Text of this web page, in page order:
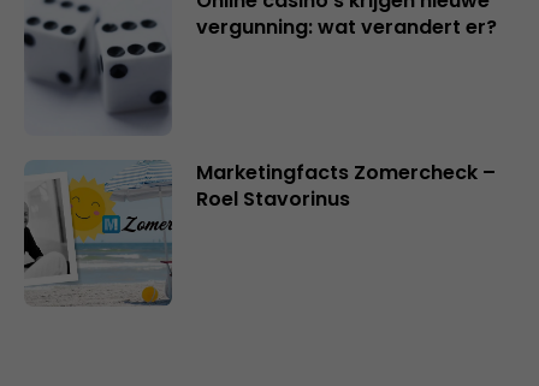
vergunning: wat verandert er?
Marketingfacts Zomercheck –
Roel Stavorinus